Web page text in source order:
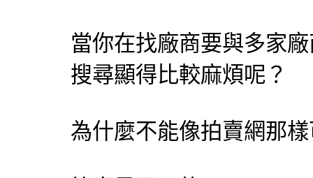
當你在找廠商要與多家
搜尋顯得比較麻煩呢？
為什麼不能像拍賣網那